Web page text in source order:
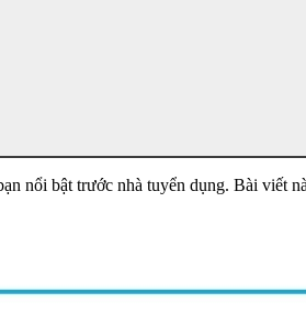
nổi bật trước nhà tuyển dụng. Bài viết